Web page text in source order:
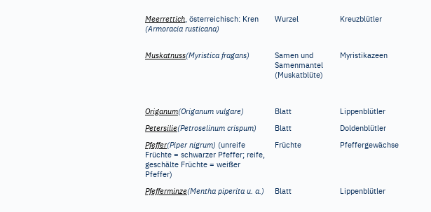
Meerrettich, österreichisch: Kren
(Armoracia rusticana)
Wurzel Kreuzblütler
Muskatnuss(Myristica fragans)
Samen und
Samenmantel
(Muskatblüte)
Myristikazeen
Origanum(Origanum vulgare) Blatt Lippenblütler
Petersilie(Petroselinum crispum) Blatt Doldenblütler
Pfeffer(Piper nigrum) (unreife
Früchte = schwarzer Pfeffer; reife,
geschälte Früchte = weißer
Pfeffer)
Früchte Pfeffergewächse
Pfefferminze(Mentha piperita u. a.) Blatt Lippenblütler